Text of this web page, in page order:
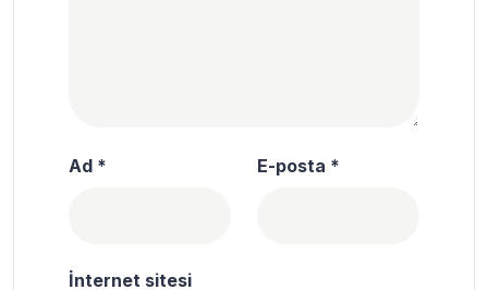
Ad * E-posta *
İnternet sitesi